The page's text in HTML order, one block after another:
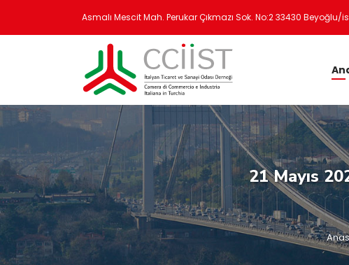
Asmalı Mescit Mah. Perukar Çıkmazı Sok. No:2 33430 Beyoğlu/
cciist@cciist.com
21 Mayıs